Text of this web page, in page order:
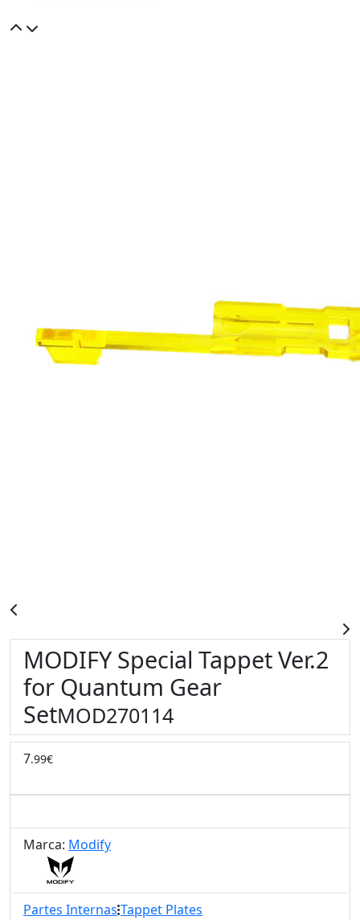
MODIFY Special Tappet Ver.2
for Quantum Gear
SetMOD270114
7.99€
Marca: Modify
Partes Internas Tappet Plates